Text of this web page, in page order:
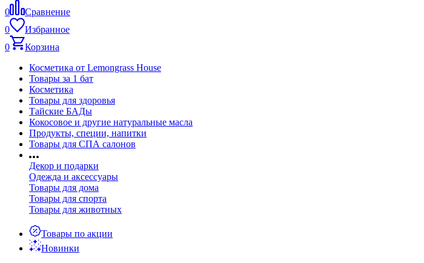
0
Сравнение
0
Избранное
0
Корзина
Косметика от Lemongrass House
Товары за 1 бат
Косметика
Товары для здоровья
Тайские БАДы
Кокосовое и другие натуральные масла
Продукты, специи, напитки
Товары для СПА салонов
Декор и подарки
Одежда и аксессуары
Товары для дома
Товары для спорта
Товары для животных
Товары по акции
Новинки